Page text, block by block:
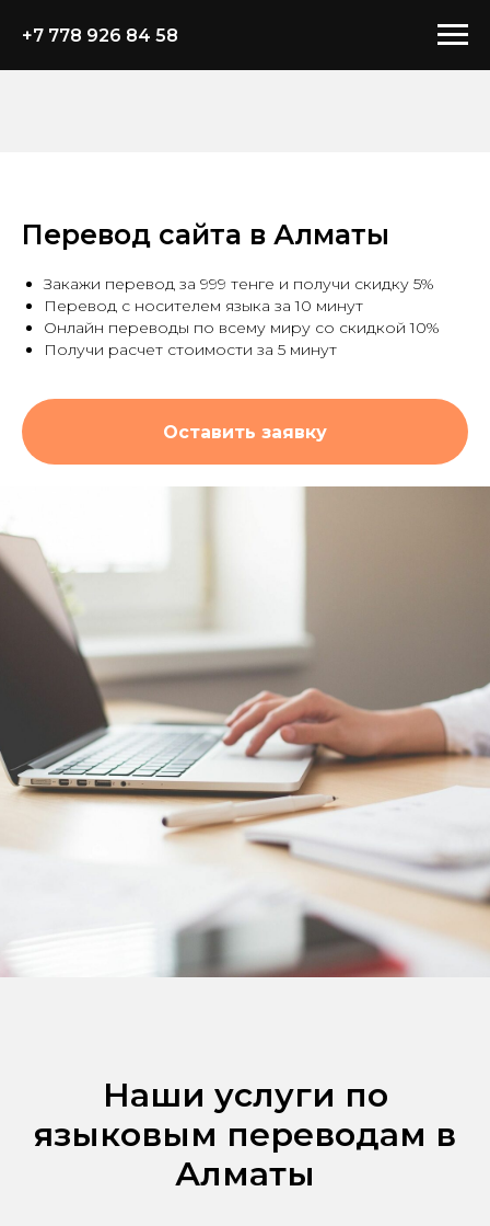
+7 778 926 84 58
Перевод сайта в Алматы
Закажи перевод за 999 тенге и получи скидку 5%
Перевод с носителем языка за 10 минут
Онлайн переводы по всему миру со скидкой 10%
Получи расчет стоимости за 5 минут
Оставить заявку
Наши услуги по
языковым переводам в
Алматы